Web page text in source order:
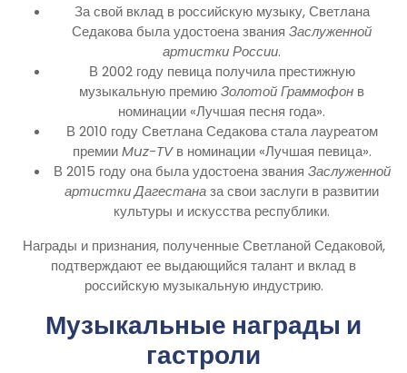
За свой вклад в российскую музыку, Светлана
Седакова была удостоена звания Заслуженной
артистки России.
В 2002 году певица получила престижную
музыкальную премиюЗолотой Граммофон в
номинации «Лучшая песня года».
В 2010 году Светлана Седакова стала лауреатом
премииMuz-TVв номинации «Лучшая певица».
В 2015 году она была удостоена звания Заслуженной
артистки Дагестаназа свои заслуги в развитии
культуры и искусства республики.
Награды и признания, полученные Светланой Седаковой,
подтверждают ее выдающийся талант и вклад в
российскую музыкальную индустрию.
Музыкальные награды и
гастроли